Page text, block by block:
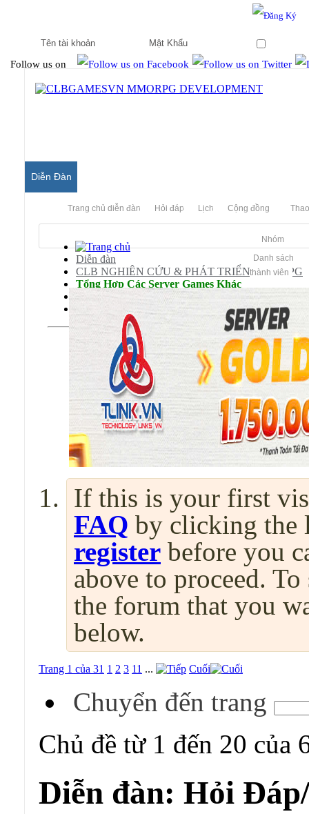
Follow us on
Diễn Đàn
Trang chủ diễn đàn Hỏi đáp Lịch Cộng đồng
Nhóm
Danh sách
thành viên
Diễn đàn
CLB NGHIÊN CỨU & PHÁT TRIỂN MMORPG
Tổng Hợp Các Server Games Khác
SilkRoad Online
Hỏi Đáp/ Yêu Cầu
If this is your first
FAQ by clicking the
register before you
above to proceed.
the forum that you
below.
Trang 1 của 31 1 2 3 11 ... Cuối
Chuyển đến trang
Chủ đề từ 1 đến 20 của
Diễn đàn: Hỏi